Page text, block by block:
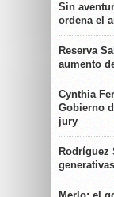
Sin
ordena el
Reserva
aumento
Cynthia
Gobierno
jury
Rodríguez